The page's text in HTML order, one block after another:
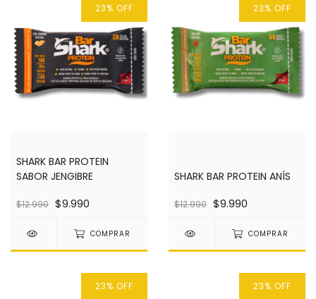
23% OFF
SHARK BAR PROTEIN
SABOR JENGIBRE
$12.990 $9.990
COMPRAR
23% OFF
SHARK BAR PROTEIN ANÍS
$12.990 $9.990
COMPRAR
23% OFF 23% OFF